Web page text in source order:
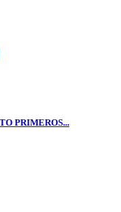
PRIMEROS...